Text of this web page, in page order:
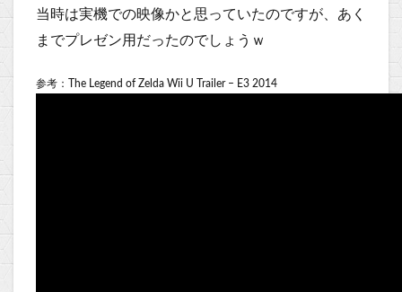
当時は実機での映像かと思っていたのですが、あく
までプレゼン用だったのでしょうｗ
参考：The Legend of Zelda Wii U Trailer – E3 2014